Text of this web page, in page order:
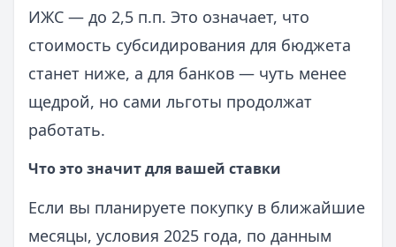
ИЖС — до 2,5 п.п. Это означает, что
стоимость субсидирования для бюджета
станет ниже, а для банков — чуть менее
щедрой, но сами льготы продолжат
работать.
Что это значит для вашей ставки
Если вы планируете покупку в ближайшие
месяцы, условия 2025 года, по данным